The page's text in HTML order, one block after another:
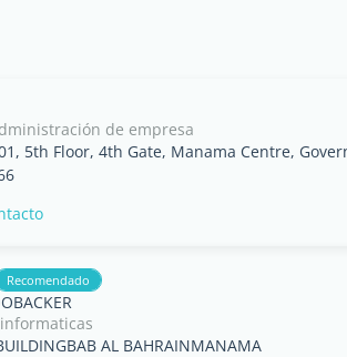
de empresa
5th Floor, 4th Gate, Manama Centre,
Recomendado
AL BAHRAINMANAMA